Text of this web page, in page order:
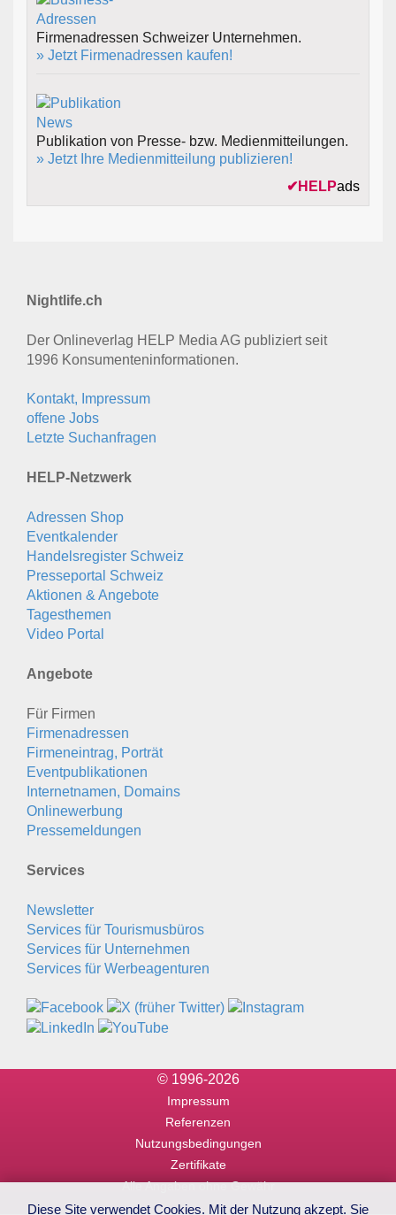
Firmenadressen Schweizer Unternehmen.
» Jetzt Firmenadressen kaufen!
Publikation von Presse- bzw. Medienmitteilungen.
» Jetzt Ihre Medienmitteilung publizieren!
✔ HELPads
Nightlife.ch
Der Onlineverlag HELP Media AG publiziert seit
1996 Konsumenten­informationen.
Kontakt, Impressum
offene Jobs
Letzte Suchanfragen
HELP-Netzwerk
Adressen Shop
Eventkalender
Handelsregister Schweiz
Presseportal Schweiz
Aktionen & Angebote
Tagesthemen
Video Portal
Angebote
Für Firmen
Firmenadressen
Firmeneintrag, Porträt
Eventpublikationen
Internetnamen, Domains
Onlinewerbung
Pressemeldungen
Services
Newsletter
Services für Tourismusbüros
Services für Unternehmen
Services für Werbeagenturen
© 1996-2026
Impressum
Referenzen
Nutzungsbedingungen
Zertifikate
Alle Angaben ohne Gewähr
Diese Site verwendet Cookies. Mit der Nutzung akzept. Sie